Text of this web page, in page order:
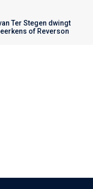
Ter Stegen dwingt
of Reverson